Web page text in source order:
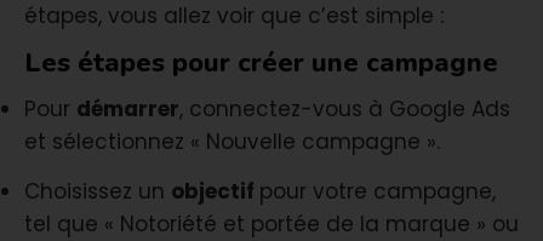
étapes, vous allez voir que c’est simple :
Les étapes pour créer une campagne
Pour démarrer, connectez-vous à Google Ads
et sélectionnez « Nouvelle campagne ».
Choisissez un objectif pour votre campagne,
tel que « Notoriété et portée de la marque » ou